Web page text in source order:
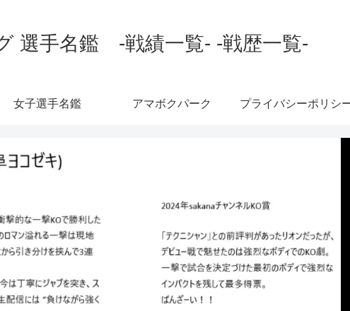
選手名鑑 -戦績一覧- -戦歴一覧-
女子選手名鑑 アマボクパーク プライバシーポリシ